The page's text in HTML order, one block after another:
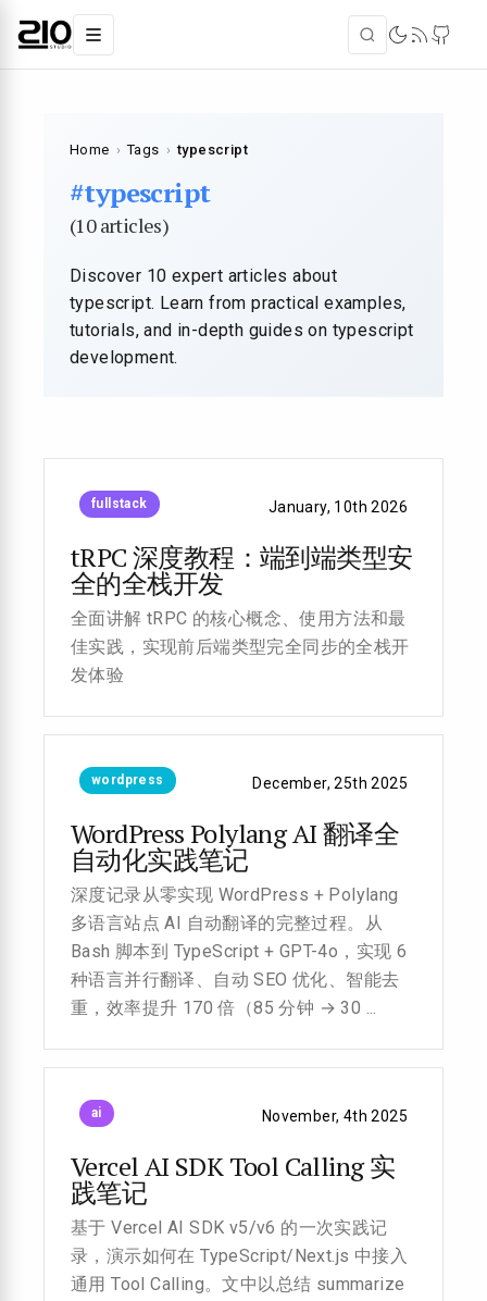
Home › Tags › typescript
#typescript
(10 articles)
Discover 10 expert articles about
typescript. Learn from practical examples,
tutorials, and in-depth guides on typescript
development.
fullstack January, 10th 2026
tRPC 深度教程：端到端类型安
全的全栈开发
全面讲解 tRPC 的核心概念、使用方法和最
佳实践，实现前后端类型完全同步的全栈开
发体验
wordpress December, 25th 2025
WordPress Polylang AI 翻译全
自动化实践笔记
深度记录从零实现 WordPress + Polylang
多语言站点 AI 自动翻译的完整过程。从
Bash 脚本到 TypeScript + GPT-4o，实现 6
种语言并行翻译、自动 SEO 优化、智能去
重，效率提升 170 倍（85 分钟 → 30 ...
ai November, 4th 2025
Vercel AI SDK Tool Calling 实
践笔记
基于 Vercel AI SDK v5/v6 的一次实践记
录，演示如何在 TypeScript/Next.js 中接入
通用 Tool Calling。文中以总结 summarize